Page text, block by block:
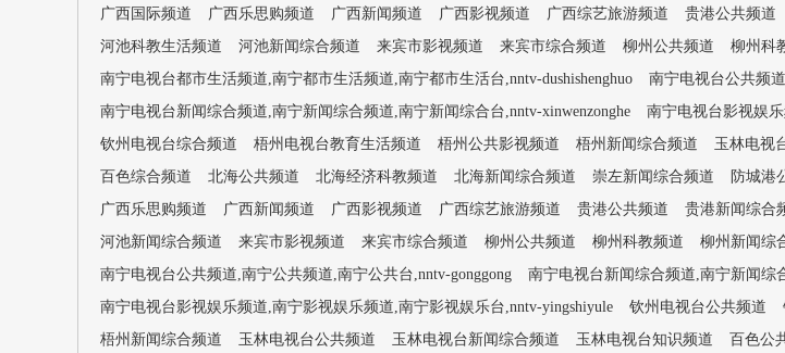
广西国际频道
广西乐思购频道 广西新闻频道 广西影视频道 广西综艺旅游频道 贵港公共频道
河池科教生活频道
河池新闻综合频道 来宾市影视频道 来宾市综合频道 柳州公共频道 柳州科
南宁电视台都市生活频道,南宁都市生活频道,南宁都市生活台,nntv-dushishenghuo
南宁电视台公共频
南宁电视台新闻综合频道,南宁新闻综合频道,南宁新闻综合台,nntv-xinwenzonghe
南宁电视台影视娱
钦州电视台综合频道
梧州电视台教育生活频道 梧州公共影视频道 梧州新闻综合频道 玉林电视
百色综合频道
北海公共频道 北海经济科教频道 北海新闻综合频道 崇左新闻综合频道 防城港
广西乐思购频道
广西新闻频道 广西影视频道 广西综艺旅游频道 贵港公共频道 贵港新闻综合
河池新闻综合频道
来宾市影视频道 来宾市综合频道 柳州公共频道 柳州科教频道 柳州新闻综
南宁电视台公共频道,南宁公共频道,南宁公共台,nntv-gonggong
南宁电视台新闻综合频道,南宁新闻综
南宁电视台影视娱乐频道,南宁影视娱乐频道,南宁影视娱乐台,nntv-yingshiyule
钦州电视台公共频道
梧州新闻综合频道
玉林电视台公共频道 玉林电视台新闻综合频道 玉林电视台知识频道 百色公